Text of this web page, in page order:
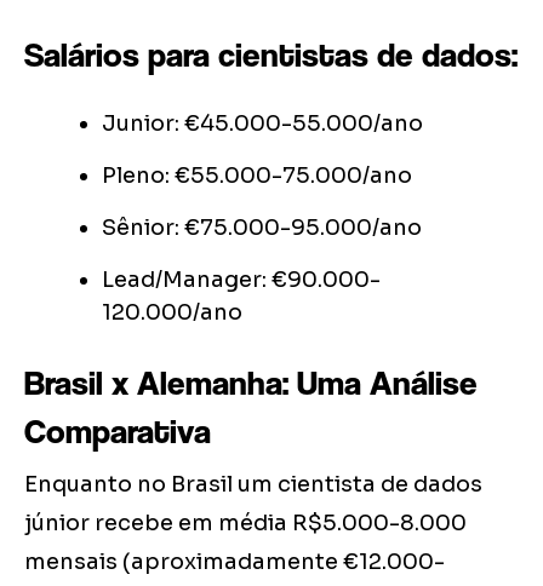
Salários para cientistas de dados:
Junior: €45.000-55.000/ano
Pleno: €55.000-75.000/ano
Sênior: €75.000-95.000/ano
Lead/Manager: €90.000-
120.000/ano
Brasil x Alemanha: Uma Análise
Comparativa
Enquanto no Brasil um cientista de dados
júnior recebe em média R$5.000-8.000
mensais (aproximadamente €12.000-